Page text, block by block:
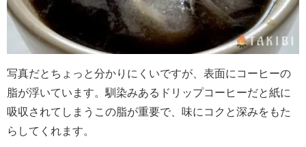
写真だとちょっと分かりにくいですが、表面にコーヒーの
脂が浮いています。馴染みあるドリップコーヒーだと紙に
吸収されてしまうこの脂が重要で、味にコクと深みをもた
らしてくれます。